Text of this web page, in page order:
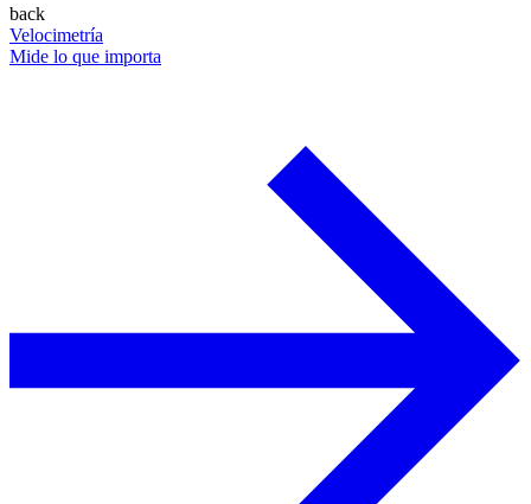
back
Velocimetría
Mide lo que importa